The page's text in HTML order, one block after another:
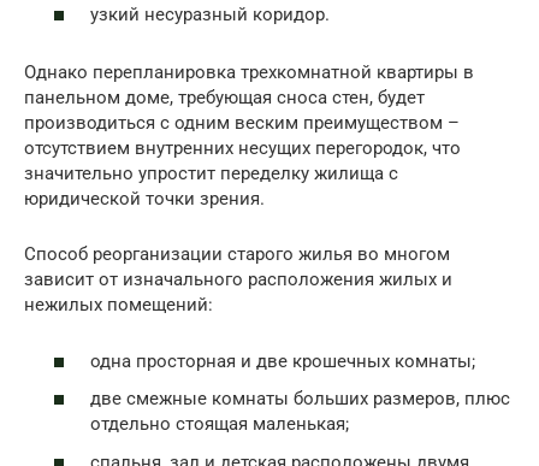
узкий несуразный коридор.
Однако перепланировка трехкомнатной квартиры в
панельном доме, требующая сноса стен, будет
производиться с одним веским преимуществом –
отсутствием внутренних несущих перегородок, что
значительно упростит переделку жилища с
юридической точки зрения.
Способ реорганизации старого жилья во многом
зависит от изначального расположения жилых и
нежилых помещений:
одна просторная и две крошечных комнаты;
две смежные комнаты больших размеров, плюс
отдельно стоящая маленькая;